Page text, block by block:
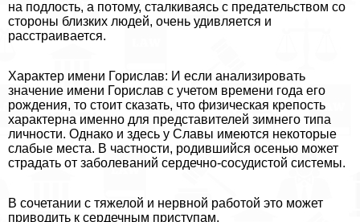
на подлость, а потому, сталкиваясь с предательством со
стороны близких людей, очень удивляется и
расстраивается.
Хаpaктер имени Горислав: И если анализировать
значение имени Горислав с учетом времени года его
рождения, то стоит сказать, что физическая крепость
хаpaктерна именно для представителей зимнего типа
личности. Однако и здесь у Славы имеются некоторые
слабые места. В частности, родившийся осенью может
страдать от заболеваний сердечно-сосудистой системы.
В сочетании с тяжелой и нервной работой это может
приводить к сердечным приступам.